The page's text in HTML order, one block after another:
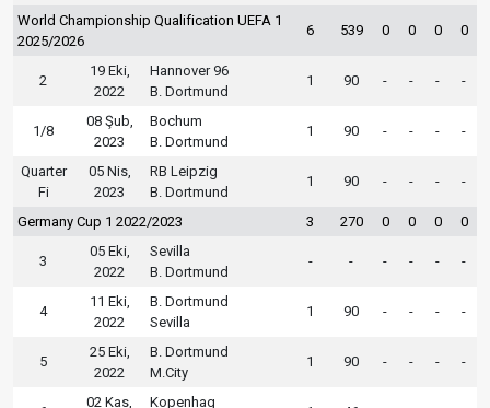
World Championship Qualification UEFA 1
2025/2026
6 539 0 0 0 0
2
19 Eki,
2022
Hannover 96
B. Dortmund
1 90 - - - -
1/8
08 Şub,
2023
Bochum
B. Dortmund
1 90 - - - -
Quarter
Fi
05 Nis,
2023
RB Leipzig
B. Dortmund
1 90 - - - -
Germany Cup 1 2022/2023 3 270 0 0 0 0
3
05 Eki,
2022
Sevilla
B. Dortmund
- - - - - -
4
11 Eki,
2022
B. Dortmund
Sevilla
1 90 - - - -
5
25 Eki,
2022
B. Dortmund
M.City
1 90 - - - -
02 Kas, Kopenhag